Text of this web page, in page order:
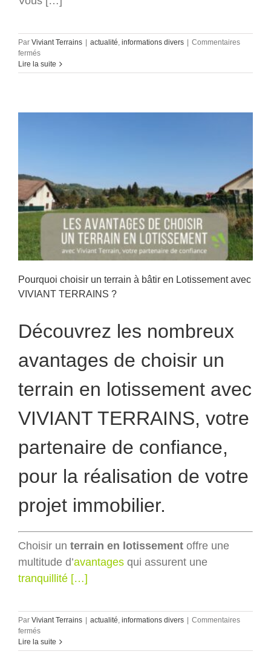
Par Viviant Terrains | actualité informations divers | Commentaires
ferméssur
Acheter
un
les
plus
fréquentes
Lire la suite
Pourquoi choisir un terrain à bâtir en Lotissement avec
VIVIANT TERRAINS ?
Découvrez les nombreux
avantages de choisir un
terrain en lotissement avec
VIVIANT TERRAINS, votre
partenaire de confiance,
pour la réalisation de votre
projet immobilier.
Choisir un terrain en lotissement offre une
multitude d’avantages qui assurent une
tranquillité […]
Par Viviant Terrains actualité, informations divers
Commentaires
ferméssur
Pourquoi
choisir
Lire la suite